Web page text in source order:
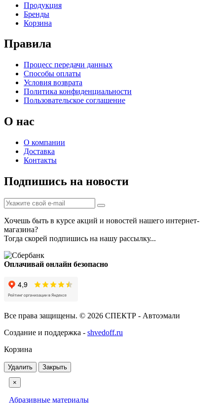
Продукция
Бренды
Корзина
Правила
Процесс передачи данных
Способы оплаты
Условия возврата
Политика конфиденциальности
Пользовательское соглашение
О нас
О компании
Доставка
Контакты
Подпишись на новости
Хочешь быть в курсе акций и новостей нашего интернет-
магазина?
Тогда скорей подпишись на нашу рассылку...
Оплачивай онлайн безопасно
Все права защищены. © 2026 СПЕКТР - Автоэмали
Создание и поддержка - shvedoff.ru
Корзина
Удалить Закрыть
×
Абразивные материалы